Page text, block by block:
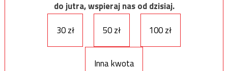
do jutra, wspieraj nas od dzisiaj.
30 zł
50 zł 100 zł
Inna kwota